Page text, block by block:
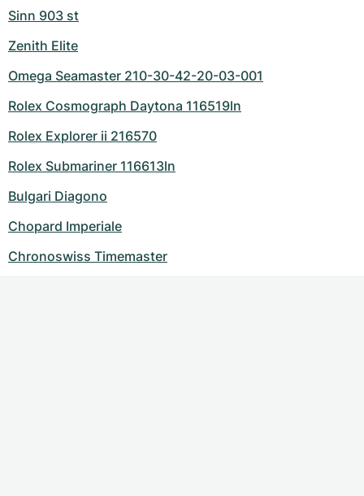
Sinn 903 st
Zenith Elite
Omega Seamaster 210-30-42-20-03-001
Rolex Cosmograph Daytona 116519ln
Rolex Explorer ii 216570
Rolex Submariner 116613ln
Bulgari Diagono
Chopard Imperiale
Chronoswiss Timemaster